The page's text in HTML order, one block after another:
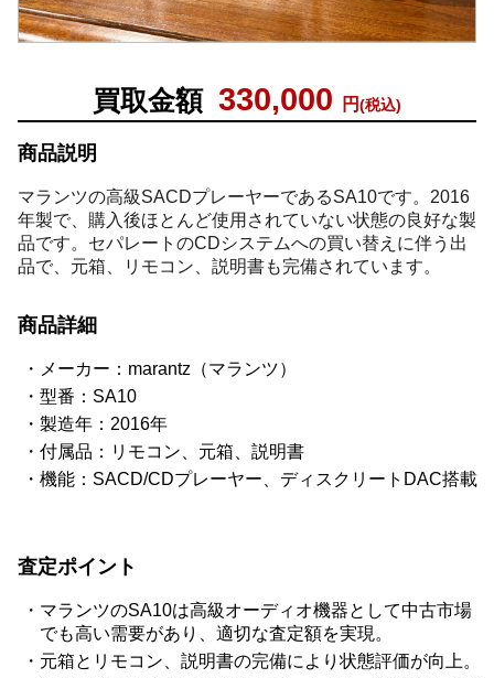
買取金額 330,000 円(税込)
商品説明
マランツの高級SACDプレーヤーであるSA10です。2016
年製で、購入後ほとんど使用されていない状態の良好な製
品です。セパレートのCDシステムへの買い替えに伴う出
品で、元箱、リモコン、説明書も完備されています。
商品詳細
メーカー：marantz（マランツ）
型番：SA10
製造年：2016年
付属品：リモコン、元箱、説明書
機能：SACD/CDプレーヤー、ディスクリートDAC搭載
査定ポイント
マランツのSA10は高級オーディオ機器として中古市場
でも高い需要があり、適切な査定額を実現。
元箱とリモコン、説明書の完備により状態評価が向上。